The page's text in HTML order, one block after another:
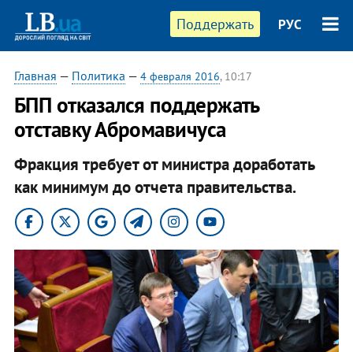
Поддержать РУС
Главная — Политика — 4 февраля 2016, 10:17
БПП отказался поддержать
отставку Абромавичуса
Фракция требует от министра доработать
как минимум до отчета правительства.